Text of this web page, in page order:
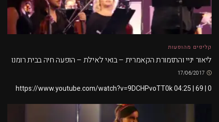
קליפים מהופעות
ליאור יניי והתזמורת הקאמרית – בואי לאילת – הופעה חיה בבית רומנו
https://www.youtube.com/watch?v=9DCHPvoTT0k 04:25 | 69 | 0